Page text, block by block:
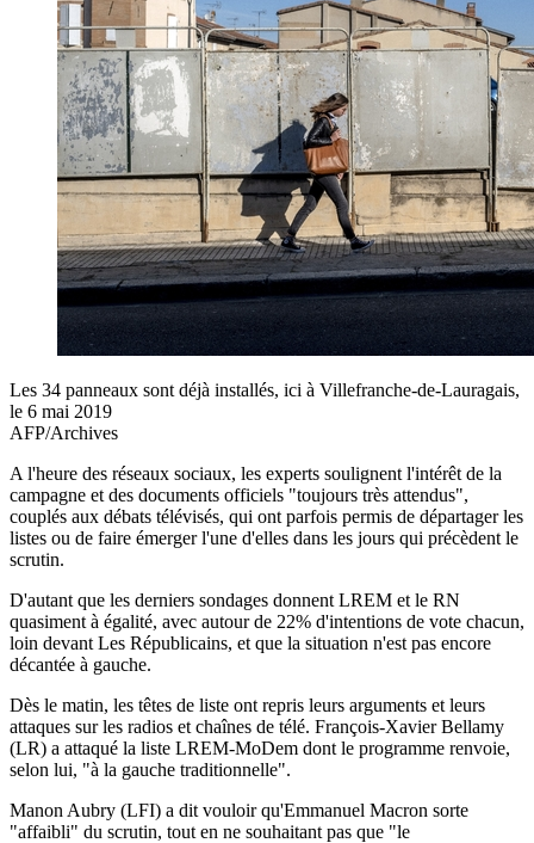
Les 34 panneaux sont déjà installés, ici à Villefranche-de-Lauragais,
le 6 mai 2019
AFP/Archives
A l'heure des réseaux sociaux, les experts soulignent l'intérêt de la
campagne et des documents officiels "toujours très attendus",
couplés aux débats télévisés, qui ont parfois permis de départager les
listes ou de faire émerger l'une d'elles dans les jours qui précèdent le
scrutin.
D'autant que les derniers sondages donnent LREM et le RN
quasiment à égalité, avec autour de 22% d'intentions de vote chacun,
loin devant Les Républicains, et que la situation n'est pas encore
décantée à gauche.
Dès le matin, les têtes de liste ont repris leurs arguments et leurs
attaques sur les radios et chaînes de télé. François-Xavier Bellamy
(LR) a attaqué la liste LREM-MoDem dont le programme renvoie,
selon lui, "à la gauche traditionnelle".
Manon Aubry (LFI) a dit vouloir qu'Emmanuel Macron sorte
"affaibli" du scrutin, tout en ne souhaitant pas que "le